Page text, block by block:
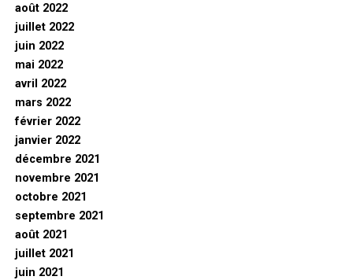
août 2022
juillet 2022
juin 2022
mai 2022
avril 2022
mars 2022
février 2022
janvier 2022
décembre 2021
novembre 2021
octobre 2021
septembre 2021
août 2021
juillet 2021
juin 2021